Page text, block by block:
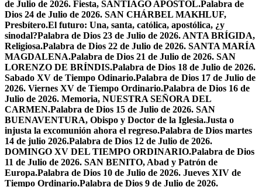
de Julio de 2026. Fiesta, SANTIAGO APÓSTOL.Palabra de
Dios 24 de Julio de 2026. SAN CHÁRBEL MAKHLUF,
Presbítero.El futuro: Una, santa, católica, apostólica, ¿y
sinodal?Palabra de Dios 23 de Julio de 2026. ANTA BRÍGIDA,
Religiosa.Palabra de Dios 22 de Julio de 2026. SANTA MARÍA
MAGDALENA.Palabra de Dios 21 de Julio de 2026. SAN
LORENZO DE BRÍNDIS.Palabra de Dios 18 de Julio de 2026.
Sabado XV de Tiempo Odinario.Palabra de Dios 17 de Julio de
2026. Viernes XV de Tiempo Ordinario.Palabra de Dios 16 de
Julio de 2026. Memoria, NUESTRA SEÑORA DEL
CARMEN.Palabra de Dios 15 de Julio de 2026. SAN
BUENAVENTURA, Obispo y Doctor de la Iglesia.Justa o
injusta la excomunión ahora el regreso.Palabra de Dios martes
14 de julio 2026.Palabra de Dios 12 de Julio de 2026.
DOMINGO XV DEL TIEMPO ORDINARIO.Palabra de Dios
11 de Julio de 2026. SAN BENITO, Abad y Patrón de
Europa.Palabra de Dios 10 de Julio de 2026. Jueves XIV de
Tiempo Ordinario.Palabra de Dios 9 de Julio de 2026.